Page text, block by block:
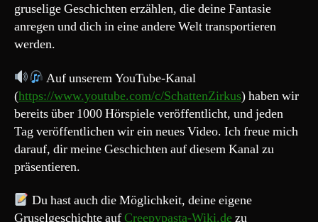
gruselige Geschichten erzählen, die deine Fantasie
anregen und dich in eine andere Welt transportieren
werden.
Auf unserem YouTube-Kanal
(https://www.youtube.com/c/SchattenZirkus) haben wir
bereits über 1000 Hörspiele veröffentlicht, und jeden
Tag veröffentlichen wir ein neues Video. Ich freue mich
darauf, dir meine Geschichten auf diesem Kanal zu
präsentieren.
Du hast auch die Möglichkeit, deine eigene
Gruselgeschichte aufCreepypasta-Wiki.dezu